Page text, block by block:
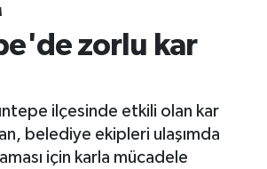
zorlu kar
ilçesinde etkili olan kar
belediye ekipleri ulaşımda
için karla mücadele
Durumu ve Fikstür